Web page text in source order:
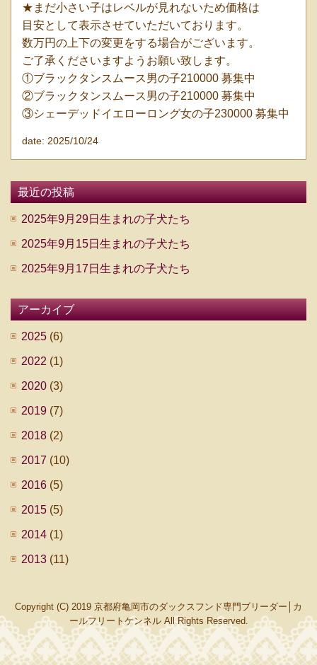
★まだ小さい子はレベルが見れないため価格は
目安として表示させていただいております。
数万円の上下の変更をする場合がございます。
ご了承くださいますようお願い致します。
①ブラックタンスムース男の子210000 募集中
②ブラックタンスムース男の子210000 募集中
③シェーデッドイエローロング女の子230000 募集中
date: 2025/10/24
最近の投稿
2025年9月29日生まれの子犬たち
2025年9月15日生まれの子犬たち
2025年9月17日生まれの子犬たち
アーカイブ
2025 (6)
2022 (1)
2020 (3)
2019 (7)
2018 (2)
2017 (10)
2016 (5)
2015 (5)
2014 (1)
2013 (11)
Copyright (C) 2019 京都府亀岡市のダックスフンド専門ブリーダー│カ
ールフリートケンネル All Rights Reserved.